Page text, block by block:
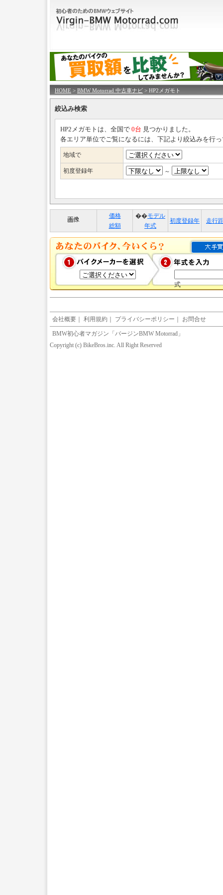
HOME > BMW Motorrad 中古車ナビ > HP2メガモト
絞込み検索
HP2メガモトは、全国で 0台 見つかりました。
各エリア単位でご覧になるには、下記より絞込みを行
地域で
初度登録年 ～
価格
総額
��モデル
年式
初度登録年 走行
式
会社概要 ｜ 利用規約 ｜ プライバシーポリシー ｜ お問合せ
BMW初心者マガジン「バージンBMW Motorrad」
Copyright (c) BikeBros.inc. All Right Reserved